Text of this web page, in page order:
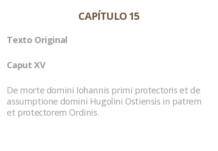
CAPÍTULO 15
Texto Original
Caput XV
De morte domini Iohannis primi protectoris et de
assumptione domini Hugolini Ostiensis in patrem
et protectorem Ordinis.